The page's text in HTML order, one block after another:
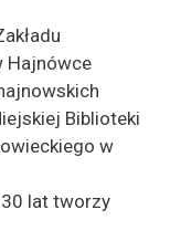
Hajnówce
Biblioteki
w
lat tworzy